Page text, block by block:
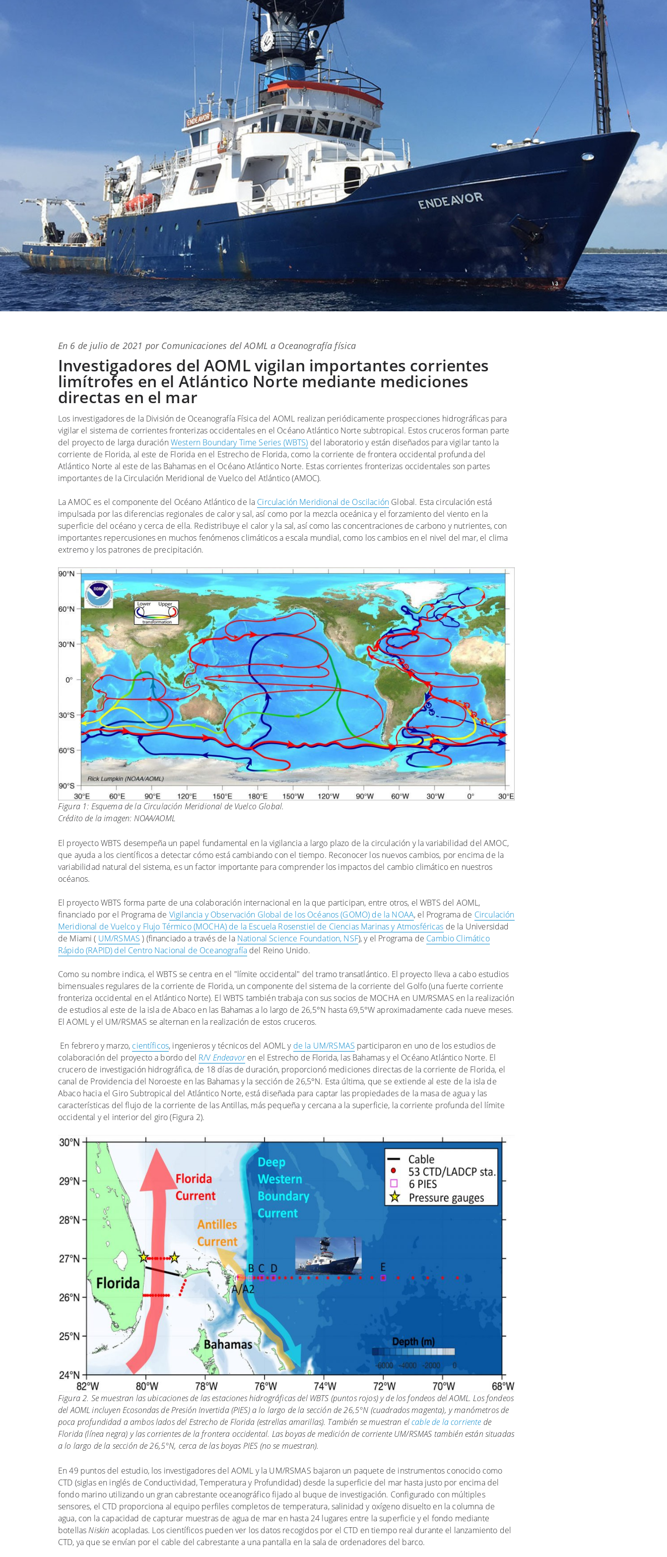
En Publicado
6 de julio de 2021 por Comunicaciones del AOML a Oceanografía física
Investigadores del AOML vigilan importantes corrientes
limítrofes en el Atlántico Norte mediante mediciones
directas en el mar
Los investigadores de la División de Oceanografía Física del AOML realizan periódicamente prospecciones hidrográficas para
vigilar el sistema de corrientes fronterizas occidentales en el Océano Atlántico Norte subtropical. Estos cruceros forman parte
del proyecto de larga duraciónWestern Boundary Time Series (WBTS) del laboratorio y están diseñados para vigilar tanto la
corriente de Florida, al este de Florida en el Estrecho de Florida, como la corriente de frontera occidental profunda del
Atlántico Norte al este de las Bahamas en el Océano Atlántico Norte. Estas corrientes fronterizas occidentales son partes
importantes de la Circulación Meridional de Vuelco del Atlántico (AMOC).
La AMOC es el componente del Océano Atlántico de la Circulación Meridional de Oscilación Global. Esta circulación está
impulsada por las diferencias regionales de calor y sal, así como por la mezcla oceánica y el forzamiento del viento en la
superficie del océano y cerca de ella. Redistribuye el calor y la sal, así como las concentraciones de carbono y nutrientes, con
importantes repercusiones en muchos fenómenos climáticos a escala mundial, como los cambios en el nivel del mar, el clima
extremo y los patrones de precipitación.
Figura 1: Esquema de la Circulación Meridional de Vuelco Global.
Crédito de la imagen: NOAA/AOML
El proyecto WBTS desempeña un papel fundamental en la vigilancia a largo plazo de la circulación y la variabilidad del AMOC,
que ayuda a los científicos a detectar cómo está cambiando con el tiempo. Reconocer los nuevos cambios, por encima de la
variabilidad natural del sistema, es un factor importante para comprender los impactos del cambio climático en nuestros
océanos.
El proyecto WBTS forma parte de una colaboración internacional en la que participan, entre otros, el WBTS del AOML,
financiado por el Programa de Vigilancia y Observación Global de los Océanos (GOMO) de la NOAA, el Programa de Circulación
Meridional de Vuelco y Flujo Térmico (MOCHA) de la Escuela Rosenstiel de Ciencias Marinas y Atmosféricas de la Universidad
de Miami ( UM/RSMAS ) (financiado a través de la National Science Foundation, NSF), y el Programa de Cambio Climático
Rápido (RAPID) del Centro Nacional de Oceanografía del Reino Unido.
Como su nombre indica, el WBTS se centra en el "límite occidental" del tramo transatlántico. El proyecto lleva a cabo estudios
bimensuales regulares de la corriente de Florida, un componente del sistema de la corriente del Golfo (una fuerte corriente
fronteriza occidental en el Atlántico Norte). El WBTS también trabaja con sus socios de MOCHA en UM/RSMAS en la realización
de estudios al este de la isla de Abaco en las Bahamas a lo largo de 26,5°N hasta 69,5°W aproximadamente cada nueve meses.
El AOML y el UM/RSMAS se alternan en la realización de estos cruceros.
En febrero y marzo, científicos, ingenieros y técnicos del AOML y de la UM/RSMAS participaron en uno de los estudios de
colaboración del proyecto a bordo del R/V Endeavoren el Estrecho de Florida, las Bahamas y el Océano Atlántico Norte. El
crucero de investigación hidrográfica, de 18 días de duración, proporcionó mediciones directas de la corriente de Florida, el
canal de Providencia del Noroeste en las Bahamas y la sección de 26,5°N. Esta última, que se extiende al este de la isla de
Abaco hacia el Giro Subtropical del Atlántico Norte, está diseñada para captar las propiedades de la masa de agua y las
características del flujo de la corriente de las Antillas, más pequeña y cercana a la superficie, la corriente profunda del límite
occidental y el interior del giro (Figura 2).
Figura 2. Se muestran las ubicaciones de las estaciones hidrográficas del WBTS (puntos rojos) y de los fondeos del AOML. Los fondeos
del AOML incluyen Ecosondas de Presión Invertida (PIES) a lo largo de la sección de 26,5°N (cuadrados magenta), y manómetros de
poca profundidad a ambos lados del Estrecho de Florida (estrellas amarillas). También se muestran elcable de la corriente de
Florida (línea negra) y las corrientes de la frontera occidental. Las boyas de medición de corriente UM/RSMAS también están situadas
a lo largo de la sección de 26,5°N, cerca de las boyas PIES (no se muestran).
En 49 puntos del estudio, los investigadores del AOML y la UM/RSMAS bajaron un paquete de instrumentos conocido como
CTD (siglas en inglés de Conductividad, Temperatura y Profundidad) desde la superficie del mar hasta justo por encima del
fondo marino utilizando un gran cabrestante oceanográfico fijado al buque de investigación. Configurado con múltiples
sensores, el CTD proporciona al equipo perfiles completos de temperatura, salinidad y oxígeno disuelto en la columna de
agua, con la capacidad de capturar muestras de agua de mar en hasta 24 lugares entre la superficie y el fondo mediante
botellas Niskin acopladas. Los científicos pueden ver los datos recogidos por el CTD en tiempo real durante el lanzamiento del
CTD, ya que se envían por el cable del cabrestante a una pantalla en la sala de ordenadores del barco.